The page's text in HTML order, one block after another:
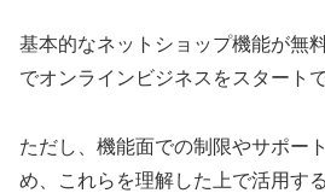
基本的なネットショップ機能が無
でオンラインビジネスをスタート
ただし、機能面での制限やサポー
め、これらを理解した上で活用す